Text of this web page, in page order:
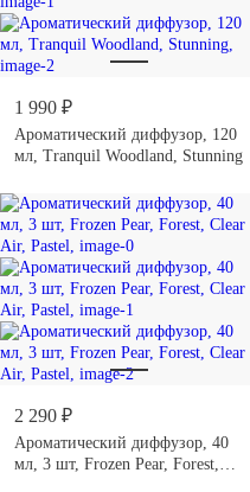
1 990 ₽
Ароматический диффузор, 120
мл, Tranquil Woodland, Stunning
2 290 ₽
Ароматический диффузор, 40
мл, 3 шт, Frozen Pear, Forest,